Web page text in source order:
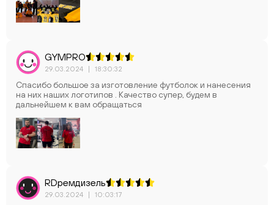
GYMPRO
29.03.2024 | 18:30:32
Спасибо большое за изготовление футболок и нанесения
на них наших логотипов . Качество супер, будем в
дальнейшем к вам обращаться
RDремдизель
29.03.2024 | 10:03:17